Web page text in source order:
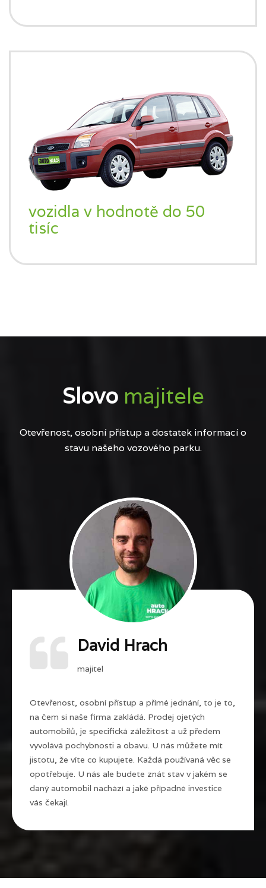
vozidla v hodnotě do 50
tisíc
Slovo majitele
Otevřenost, osobní přístup a dostatek informací o
stavu našeho vozového parku.
David Hrach
majitel
Otevřenost, osobní přístup a přímé jednání, to je to,
na čem si naše firma zakládá. Prodej ojetých
automobilů, je specifická záležitost a už předem
vyvolává pochybnosti a obavu. U nás můžete mít
jistotu, že víte co kupujete. Každá používaná věc se
opotřebuje. U nás ale budete znát stav v jakém se
daný automobil nachází a jaké případné investice
vás čekají.